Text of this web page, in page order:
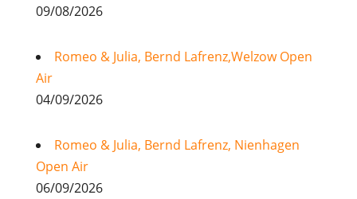
09/08/2026
Romeo & Julia, Bernd Lafrenz,Welzow Open
Air
04/09/2026
Romeo & Julia, Bernd Lafrenz, Nienhagen
Open Air
06/09/2026